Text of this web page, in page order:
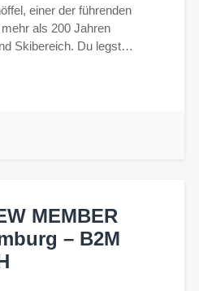
einer der führenden
als 200 Jahren
Skibereich. Du legst…
MEMBER
– B2M